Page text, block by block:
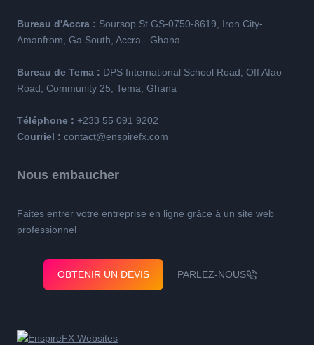
Bureau d'Accra : Soursop St GS-0750-8619, Iron City-
Amanfrom, Ga South, Accra - Ghana
Bureau de Tema : DPS International School Road, Off Afao
Road, Community 25, Tema, Ghana
Téléphone : +233 55 091 9202
Courriel : contact@enspirefx.com
Nous embaucher
Faites entrer votre entreprise en ligne grâce à un site web
professionnel
OBTENIR UN DEVIS PARLEZ-NOUS